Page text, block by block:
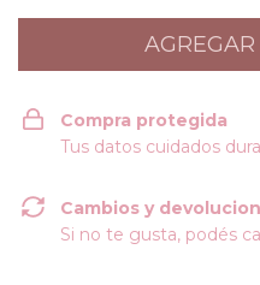
Compra protegida
Tus datos cuidados
Cambios y
Si no te gusta, podés